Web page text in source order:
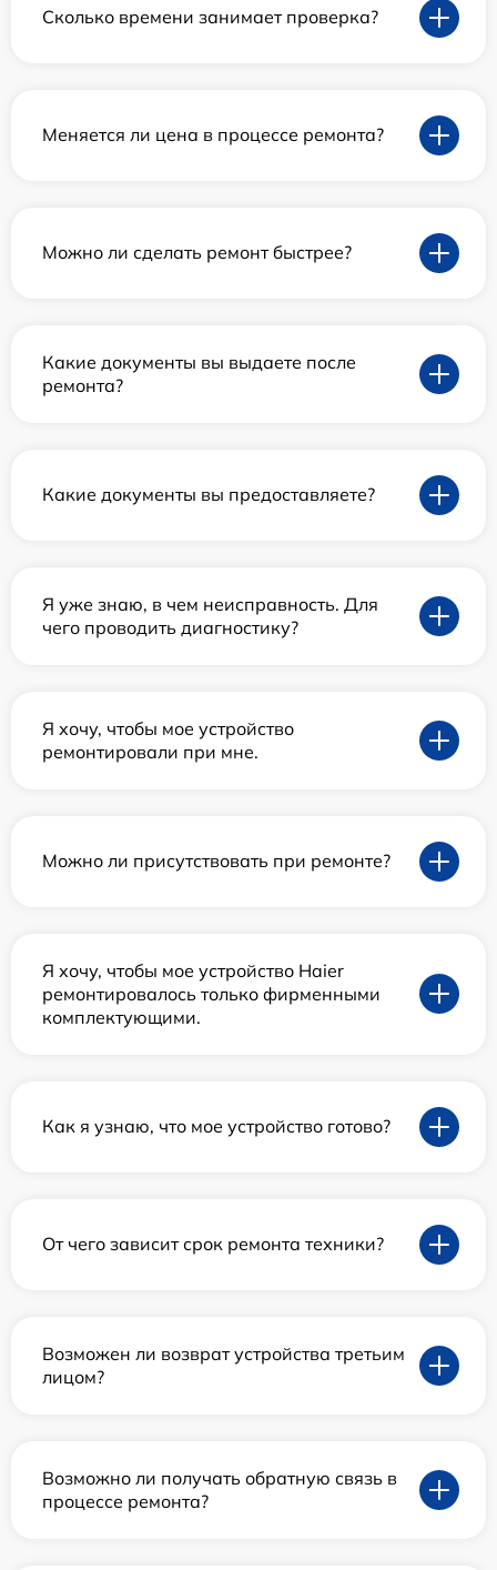
Сколько времени занимает проверка?
Меняется ли цена в процессе ремонта?
Можно ли сделать ремонт быстрее?
Какие документы вы выдаете после
ремонта?
Какие документы вы предоставляете?
Я уже знаю, в чем неисправность. Для
чего проводить диагностику?
Я хочу, чтобы мое устройство
ремонтировали при мне.
Можно ли присутствовать при ремонте?
Я хочу, чтобы мое устройство Haier
ремонтировалось только фирменными
комплектующими.
Как я узнаю, что мое устройство готово?
От чего зависит срок ремонта техники?
Возможен ли возврат устройства третьим
лицом?
Возможно ли получать обратную связь в
процессе ремонта?